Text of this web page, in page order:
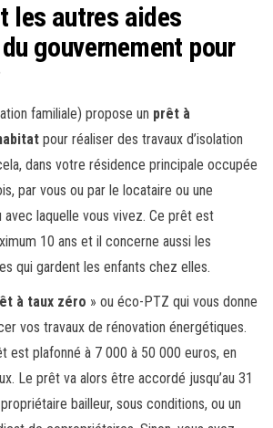
les autres aides
gouvernement pour
familiale) propose un prêt à
pour réaliser des travaux d’isolation
dans votre résidence principale occupée
par vous ou par le locataire ou une
avec laquelle vous vivez. Ce prêt est
10 ans et il concerne aussi les
qui gardent les enfants chez elles.
à taux zéro » ou éco-PTZ qui vous donne
vos travaux de rénovation énergétiques.
est plafonné à 7 000 à 50 000 euros, en
Le prêt va alors être accordé jusqu’au 31
bailleur, sous conditions, ou un